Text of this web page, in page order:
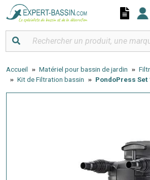
Accueil Matériel pour bassin de jardin
Kit de Filtration bassin
PondoPress Set
Panneau de gestion des cookies